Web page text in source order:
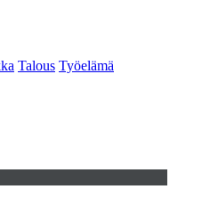
Talous Työelämä